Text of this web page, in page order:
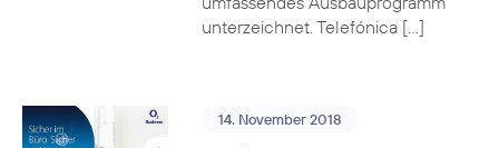
unterzeichnet. Telefónica […]
14. November 2018